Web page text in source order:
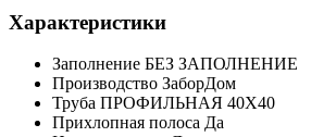
Характеристики
Заполнение БЕЗ ЗАПОЛНЕНИЕ
Производство ЗаборДом
Труба ПРОФИЛЬНАЯ 40Х40
Прихлопная полоса Да